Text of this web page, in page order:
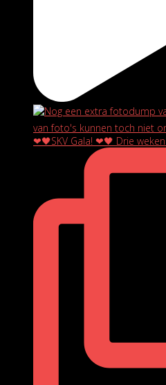
❤🖤SKV Gala! ❤🖤 Drie